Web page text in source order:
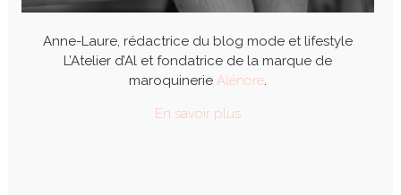
Anne-Laure, rédactrice du blog mode et lifestyle
L’Atelier d’Al et fondatrice de la marque de
maroquinerie Alénore.
En savoir plus